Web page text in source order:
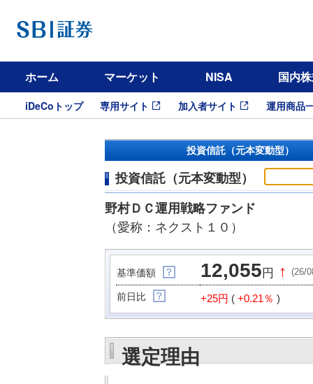
ホーム マーケット NISA 国内
iDeCoトップ 専用サイト 加入者サイト 運用商品
投資信託（元本変動型）
投資信託（元本変動型）
野村ＤＣ運用戦略ファンド
（愛称：ネクスト１０）
基準価額 12,055 円 ↑ (26/
前日比 +25円 (+0.21％ )
選定理由